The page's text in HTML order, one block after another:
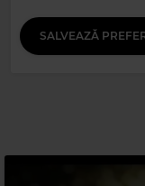
DEEPEST, AMHOUSE,
SOFIYA WANJIKU,
SALVEAZĂ